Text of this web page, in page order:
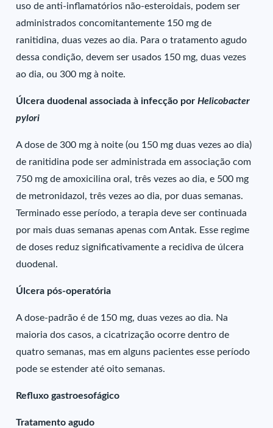
uso de anti-inflamatórios não-esteroidais, podem ser
administrados concomitantemente 150 mg de
ranitidina, duas vezes ao dia. Para o tratamento agudo
dessa condição, devem ser usados 150 mg, duas vezes
ao dia, ou 300 mg à noite.
Úlcera duodenal associada à infecção porHelicobacter
pylori
A dose de 300 mg à noite (ou 150 mg duas vezes ao dia)
de ranitidina pode ser administrada em associação com
750 mg de amoxicilina oral, três vezes ao dia, e 500 mg
de metronidazol, três vezes ao dia, por duas semanas.
Terminado esse período, a terapia deve ser continuada
por mais duas semanas apenas com Antak. Esse regime
de doses reduz significativamente a recidiva de úlcera
duodenal.
Úlcera pós-operatória
A dose-padrão é de 150 mg, duas vezes ao dia. Na
maioria dos casos, a cicatrização ocorre dentro de
quatro semanas, mas em alguns pacientes esse período
pode se estender até oito semanas.
Refluxo gastroesofágico
Tratamento agudo